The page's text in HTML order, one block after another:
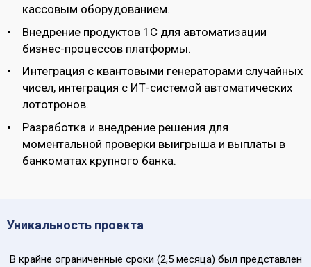
кассовым оборудованием.
Внедрение продуктов 1С для автоматизации
бизнес-процессов платформы.
Интеграция с квантовыми генераторами случайных
чисел, интеграция с ИТ-системой автоматических
лототронов.
Разработка и внедрение решения для
моментальной проверки выигрыша и выплаты в
банкоматах крупного банка.
Уникальность проекта
В крайне ограниченные сроки (2,5 месяца) был представлен